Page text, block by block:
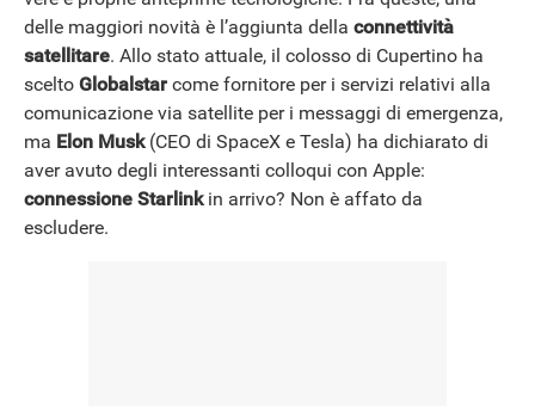
delle maggiori novità è l’aggiunta della connettività
satellitare. Allo stato attuale, il colosso di Cupertino ha
scelto Globalstar come fornitore per i servizi relativi alla
comunicazione via satellite per i messaggi di emergenza,
ma Elon Musk(CEO di SpaceX e Tesla) ha dichiarato di
aver avuto degli interessanti colloqui con Apple:
connessione Starlinkin arrivo? Non è affato da
escludere.